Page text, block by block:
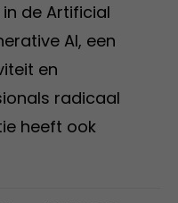
de Artificial
AI, een
en
radicaal
heeft ook